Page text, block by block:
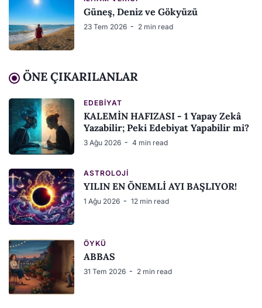
Güneş, Deniz ve Gökyüzü
23 Tem 2026 2 min read
ÖNE ÇIKARILANLAR
EDEBIYAT
KALEMİN HAFIZASI - 1 Yapay Zekâ
Yazabilir; Peki Edebiyat Yapabilir mi?
3 Ağu 2026 4 min read
ASTROLOJI
YILIN EN ÖNEMLİ AYI BAŞLIYOR!
1 Ağu 2026 12 min read
ÖYKÜ
ABBAS
31 Tem 2026 2 min read